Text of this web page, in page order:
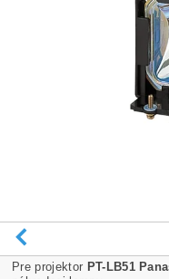
Pre projektor PT-LB51